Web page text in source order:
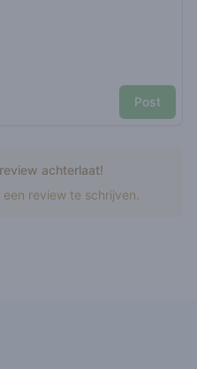
Post
achterlaat!
review te schrijven.